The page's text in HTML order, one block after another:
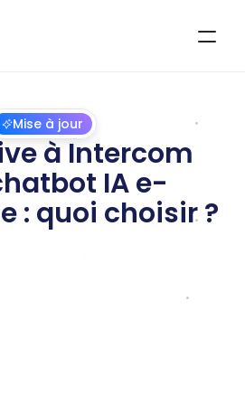
Mise à jour
à Intercom
IA e-
: quoi choisir ?
client de référence : inbox